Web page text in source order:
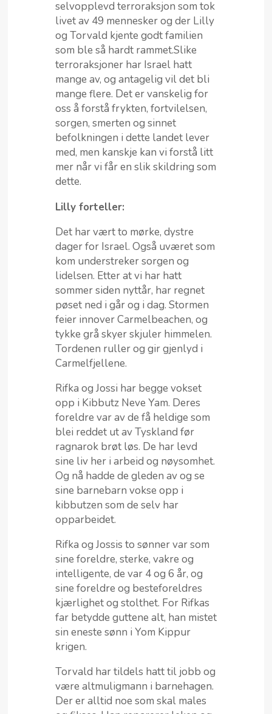
selvopplevd terroraksjon som tok
livet av 49 mennesker og der Lilly
og Torvald kjente godt familien
som ble så hardt rammet.Slike
terroraksjoner har Israel hatt
mange av, og antagelig vil det bli
mange flere. Det er vanskelig for
oss å forstå frykten, fortvilelsen,
sorgen, smerten og sinnet
befolkningen i dette landet lever
med, men kanskje kan vi forstå litt
mer når vi får en slik skildring som
dette.
Lilly forteller:
Det har vært to mørke, dystre
dager for Israel. Også uværet som
kom understreker sorgen og
lidelsen. Etter at vi har hatt
sommer siden nyttår, har regnet
pøset ned i går og i dag. Stormen
feier innover Carmelbeachen, og
tykke grå skyer skjuler himmelen.
Tordenen ruller og gir gjenlyd i
Carmelfjellene.
Rifka og Jossi har begge vokset
opp i Kibbutz Neve Yam. Deres
foreldre var av de få heldige som
blei reddet ut av Tyskland før
ragnarok brøt løs. De har levd
sine liv her i arbeid og nøysomhet.
Og nå hadde de gleden av og se
sine barnebarn vokse opp i
kibbutzen som de selv har
opparbeidet.
Rifka og Jossis to sønner var som
sine foreldre, sterke, vakre og
intelligente, de var 4 og 6 år, og
sine foreldre og besteforeldres
kjærlighet og stolthet. For Rifkas
far betydde guttene alt, han mistet
sin eneste sønn i Yom Kippur
krigen.
Torvald har tildels hatt til jobb og
være altmuligmann i barnehagen.
Der er alltid noe som skal males